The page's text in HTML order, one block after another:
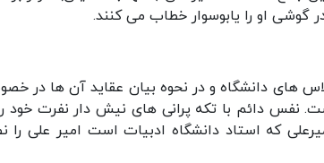
او را یابوسوار خطاب می کنند.
دانشگاه و در نحوه بیان عقاید آن ها در
نفس دائم با تکه پرانی های نیش دار نفرت خود
که استاد دانشگاه ادبیات است امیر علی